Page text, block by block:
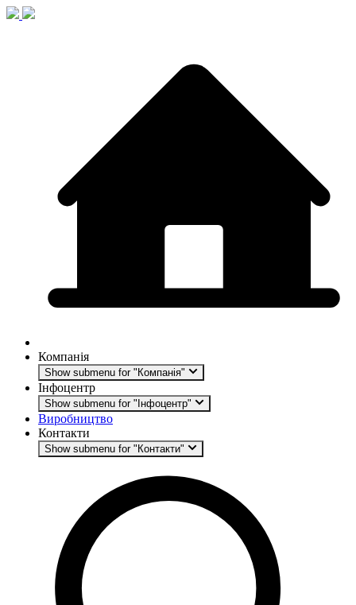
Компанія
Show submenu for "Компанія"
Інфоцентр
Show submenu for "Інфоцентр"
Виробництво
Контакти
Show submenu for "Контакти"